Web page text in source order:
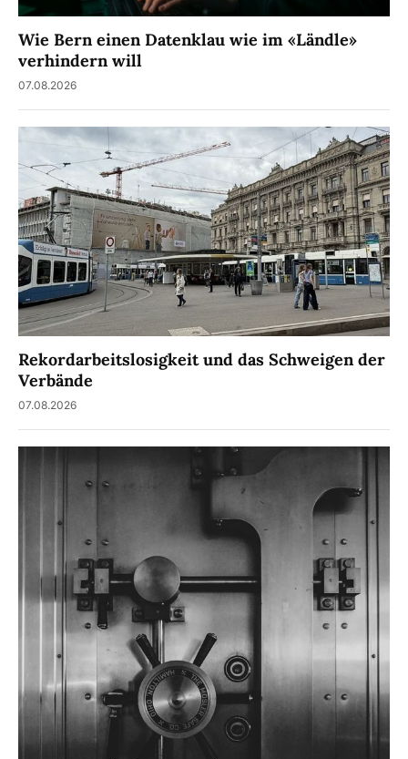
Wie Bern einen Datenklau wie im «Ländle»
verhindern will
07.08.2026
Rekordarbeitslosigkeit und das Schweigen der
Verbände
07.08.2026